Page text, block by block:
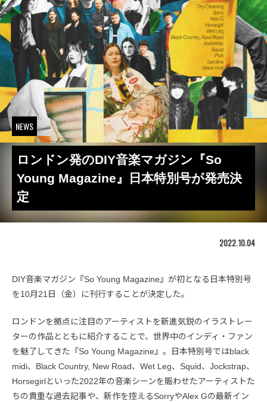
NEWS
ロンドン発のDIY音楽マガジン『So
Young Magazine』日本特別号が発売決
定
2022.10.04
DIY音楽マガジン『So Young Magazine』が初となる日本特別号
を10月21日（金）に刊行することが決定した。
ロンドンを拠点に注目のアーティストを新進気鋭のイラストレー
ターの作品とともに紹介することで、世界中のインディ・ファン
を魅了してきた『So Young Magazine』。日本特別号ではblack
midi、Black Country, New Road、Wet Leg、Squid、Jockstrap、
Horsegirlといった2022年の音楽シーンを賑わせたアーティストた
ちの貴重な過去記事や、新作を控えるSorryやAlex Gの最新イン